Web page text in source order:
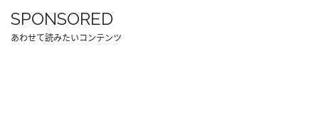
SPONSORED
あわせて読みたいコンテンツ